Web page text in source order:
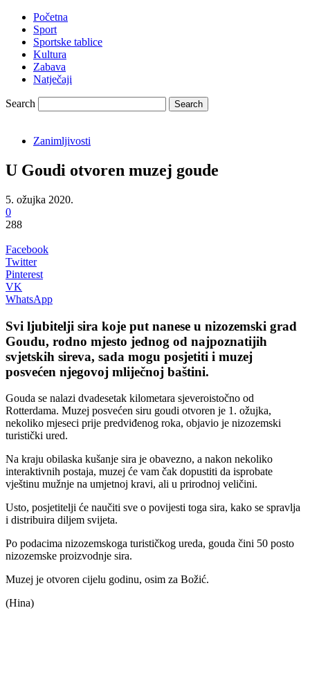
Početna
Sport
Sportske tablice
Kultura
Zabava
Natječaji
Search
Zanimljivosti
U Goudi otvoren muzej goude
5. ožujka 2020.
0
288
Facebook
Twitter
Pinterest
VK
WhatsApp
Svi ljubitelji sira koje put nanese u nizozemski grad
Goudu, rodno mjesto jednog od najpoznatijih
svjetskih sireva, sada mogu posjetiti i muzej
posvećen njegovoj mliječnoj baštini.
Gouda se nalazi dvadesetak kilometara sjeveroistočno od
Rotterdama. Muzej posvećen siru goudi otvoren je 1. ožujka,
nekoliko mjeseci prije predviđenog roka, objavio je nizozemski
turistički ured.
Na kraju obilaska kušanje sira je obavezno, a nakon nekoliko
interaktivnih postaja, muzej će vam čak dopustiti da isprobate
vještinu mužnje na umjetnoj kravi, ali u prirodnoj veličini.
Usto, posjetitelji će naučiti sve o povijesti toga sira, kako se spravlja
i distribuira diljem svijeta.
Po podacima nizozemskoga turističkog ureda, gouda čini 50 posto
nizozemske proizvodnje sira.
Muzej je otvoren cijelu godinu, osim za Božić.
(Hina)